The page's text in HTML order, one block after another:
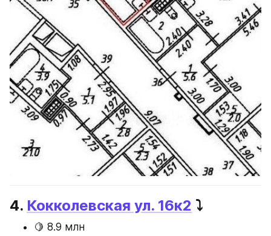
4. Кокколевская ул. 16к2 ⤵️
🍋 8.9 млн